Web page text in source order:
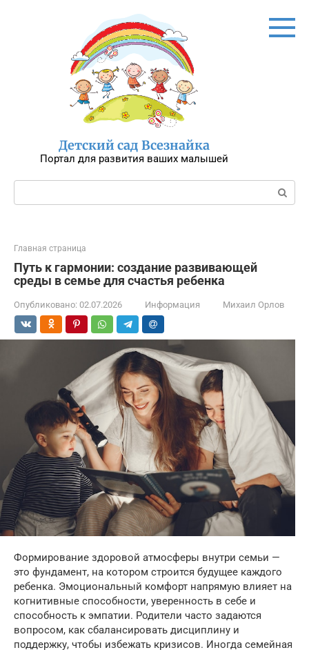
Детский сад Всезнайка
Портал для развития ваших малышей
Поиск:
Главная страница
Путь к гармонии: создание развивающей
среды в семье для счастья ребенка
Опубликовано: 02.07.2026 Информация Михаил Орлов
Формирование здоровой атмосферы внутри семьи —
это фундамент, на котором строится будущее каждого
ребенка. Эмоциональный комфорт напрямую влияет на
когнитивные способности, уверенность в себе и
способность к эмпатии. Родители часто задаются
вопросом, как сбалансировать дисциплину и
поддержку, чтобы избежать кризисов. Иногда семейная